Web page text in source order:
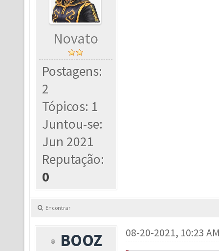
Novato
Postagens:
2
Tópicos: 1
Juntou-se:
Jun 2021
Reputação:
0
Encontrar
BOOZ 08-20-2021, 10:23